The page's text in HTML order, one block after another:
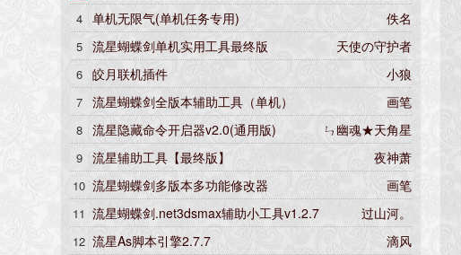
复制到流星蝴蝶剑安装目录下，然后再启动游
戏。注意，此无限气只适用于1.07和9.07版
本。
4 佚名
单机无限气(单机任务专用)
5 天使の守护者
流星蝴蝶剑单机实用工具最终版
6 小狼
皎月联机插件
7 画笔
流星蝴蝶剑全版本辅助工具（单机）
8 ㄣ幽魂★天角星
流星隐藏命令开启器v2.0(通用版)
9 夜神萧
流星辅助工具【最终版】
10 画笔
流星蝴蝶剑多版本多功能修改器
11 过山河。
流星蝴蝶剑.net3dsmax辅助小工具v1.2.7
12 滴风
流星As脚本引擎2.7.7